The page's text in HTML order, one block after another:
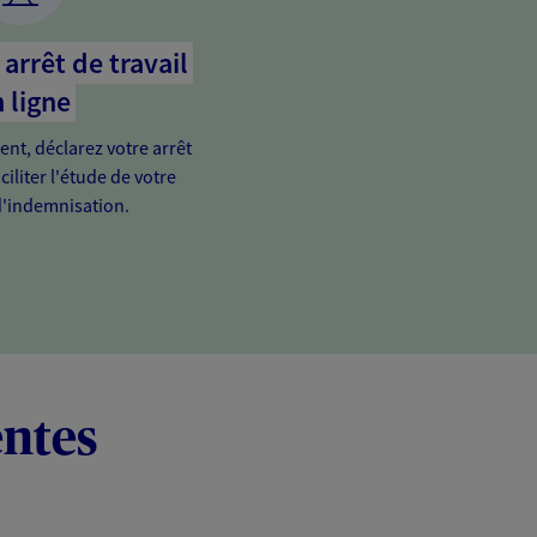
arrêt de travail
ligne
déclarez votre arrêt
l'étude de votre